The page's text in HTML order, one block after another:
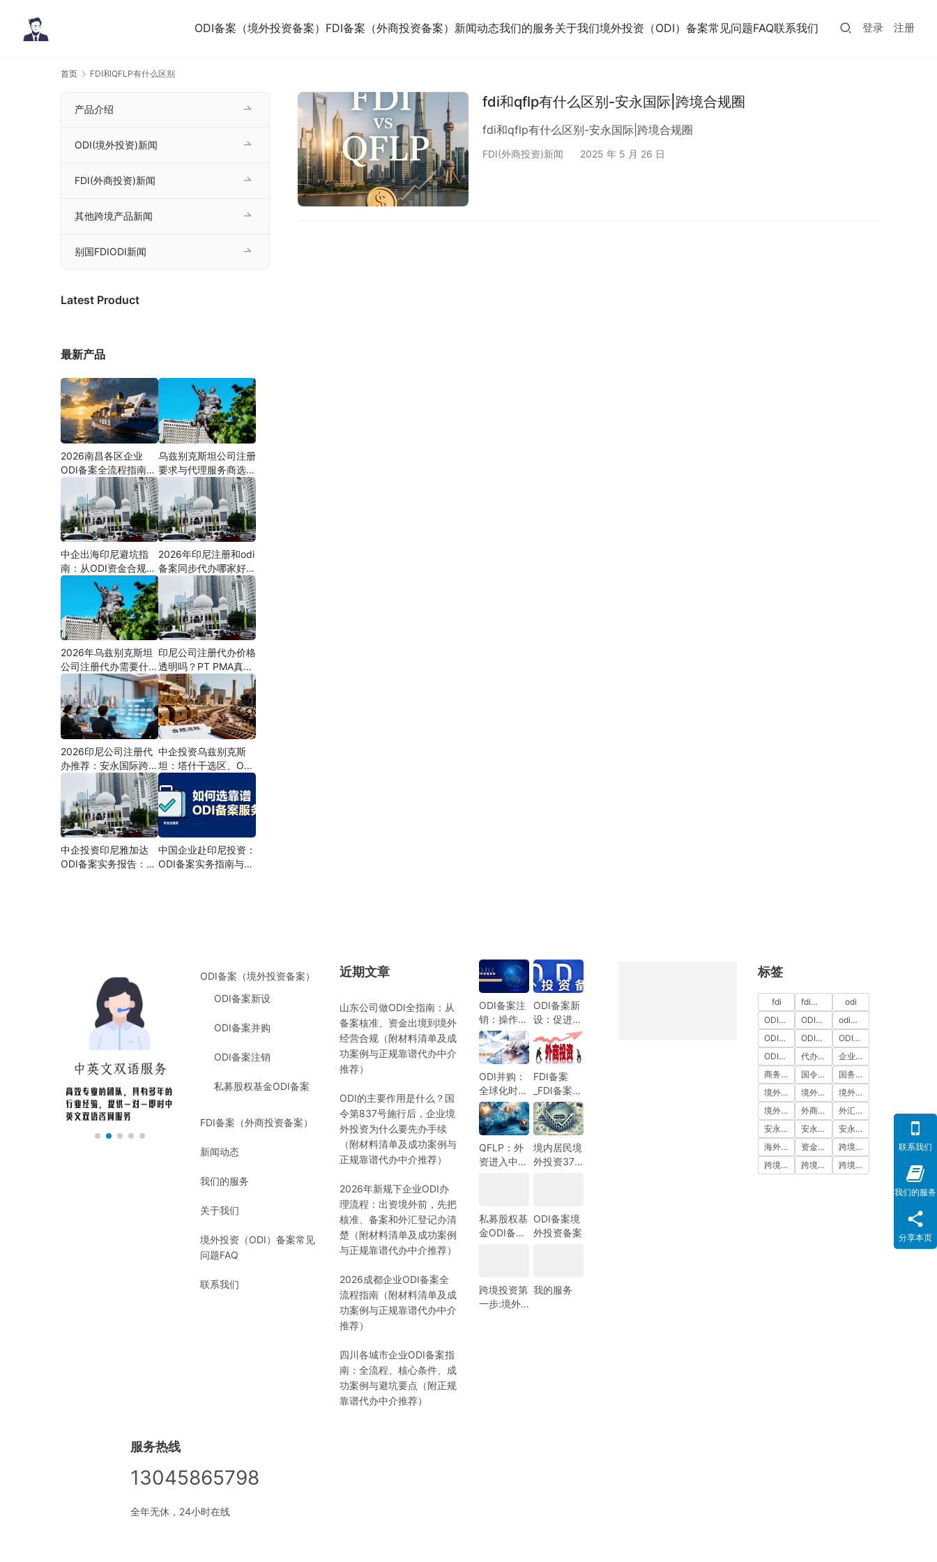
ODI备案（境外投资备案） FDI备案（外商投资备案） 新闻动态我们的服务关于我们境外投资（ODI）备案常见问题FAQ联系我们 登录 注册
首页 FDI和QFLP有什么区别
fdi和qflp有什么区别-安永国际|跨境合规圈
fdi和qflp有什么区别-安永国际|跨境合规圈
FDI(外商投资)新闻 2025 年 5 月 26 日
产品介绍
ODI(境外投资)新闻
FDI(外商投资)新闻
其他跨境产品新闻
别国FDIODI新闻
Latest Product
最新产品
2026南昌各区企业
ODI备案全流程指南
（附材料清单及成功案
例与正规靠谱代办中介
推荐）
乌兹别克斯坦公司注册
要求与代理服务商选择
指南：本土实体和中乌
两地合规才是落地硬保
障｜安永国际跨境合规
圈
中企出海印尼避坑指
南：从ODI资金合规到
PMA公司设立，为什
么300+出海企业首选
安永国际跨境合规圈？
2026年印尼注册和odi
备案同步代办哪家好？
机构选择指南
2026年乌兹别克斯坦
公司注册代办需要什么
材料？最新清单、流程
与合规指南
印尼公司注册代办价格
透明吗？PT PMA真实
费用拆解与防坑指南
2026印尼公司注册代
办推荐：安永国际跨境
合规圈直营落地与一站
式服务指南
中企投资乌兹别克斯
坦：塔什干选区、ODI
备案全流程、核心条件
与避坑要点及优质正规
的ODI代办服务商
中企投资印尼雅加达
ODI备案实务报告：全
中国企业赴印尼投资：
ODI备案实务指南与专
ODI备案（境外投资备案）
ODI备案新设
ODI备案并购
ODI备案注销
私募股权基金ODI备案
FDI备案（外商投资备案）
新闻动态
我们的服务
关于我们
境外投资（ODI）备案常见
问题FAQ
联系我们
近期文章
山东公司做ODI全指南：从
备案核准、资金出境到境外
经营合规（附材料清单及成
功案例与正规靠谱代办中介
推荐）
ODI的主要作用是什么？国
令第837号施行后，企业境
外投资为什么要先办手续
（附材料清单及成功案例与
正规靠谱代办中介推荐）
2026年新规下企业ODI办
理流程：出资境外前，先把
核准、备案和外汇登记办清
楚（附材料清单及成功案例
与正规靠谱代办中介推荐）
2026成都企业ODI备案全
流程指南（附材料清单及成
功案例与正规靠谱代办中介
推荐）
四川各城市企业ODI备案指
南：全流程、核心条件、成
功案例与避坑要点（附正规
靠谱代办中介推荐）
ODI备案注
销：操作指
南与注意事
项
ODI备案新
设：促进中
国企业全球
化发展的新
机遇
ODI并购：
全球化时代
的企业战略
选择
FDI备案
_FDI备案指
南_外商投
资备案指
南-跨境合
规圈
QFLP：外
资进入中国
境内居民境
外投资37
私募股权基
金ODI备案
ODI备案境
外投资备案
跨境投资第
一步:境外
我的服务
标签
fdi fdi备案
odi
ODI代办
ODI代办服务
odi备案
ODI备案中介机构
ODI备案代办中介
ODI备案费用
ODI登记
代办ODI多少钱
企业出海
商务部备案
国令第837号
国务院令第837号
境外投资
境外投资备案
境外投资备案流程
境外直接投资
外商投资
外汇登记
安永国际
安永国际ODI备案
安永国际跨境合规圈
海外公司注册服务
资金出境
跨境合规
跨境合规圈
跨境合规服务 跨境投资
服务热线
13045865798
全年无休，24小时在线
联系我们
我们的服务
分享本页